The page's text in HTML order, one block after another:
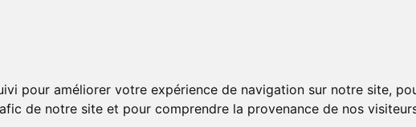
pour améliorer votre expérience de navigation sur notre site,
de notre site et pour comprendre la provenance de nos